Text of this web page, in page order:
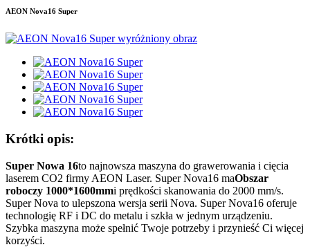
AEON Nova16 Super
Krótki opis:
Super Nowa 16to najnowsza maszyna do grawerowania i cięcia
laserem CO2 firmy AEON Laser. Super Nova16 maObszar
roboczy 1000*1600mmi prędkości skanowania do 2000 mm/s.
Super Nova to ulepszona wersja serii Nova. Super Nova16 oferuje
technologię RF i DC do metalu i szkła w jednym urządzeniu.
Szybka maszyna może spełnić Twoje potrzeby i przynieść Ci więcej
korzyści.